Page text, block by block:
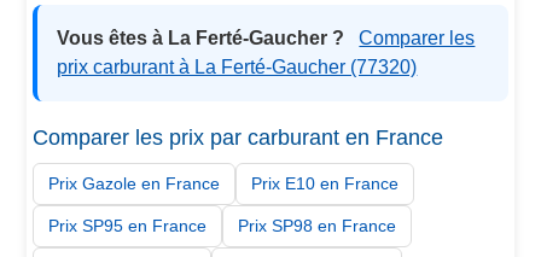
Vous êtes à La Ferté-Gaucher ?
Comparer les
prix carburant à La Ferté-Gaucher (77320)
Comparer les prix par carburant en France
Prix Gazole en France Prix E10 en France
Prix SP95 en France Prix SP98 en France